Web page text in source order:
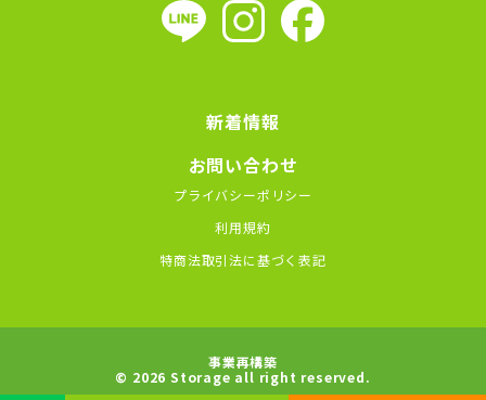
新着情報
お問い合わせ
プライバシーポリシー
利用規約
特商法取引法に基づく表記
事業再構築
© 2026 Storage all right reserved.